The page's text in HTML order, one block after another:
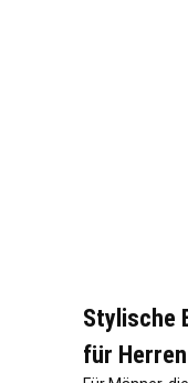
Stylische
für Herren